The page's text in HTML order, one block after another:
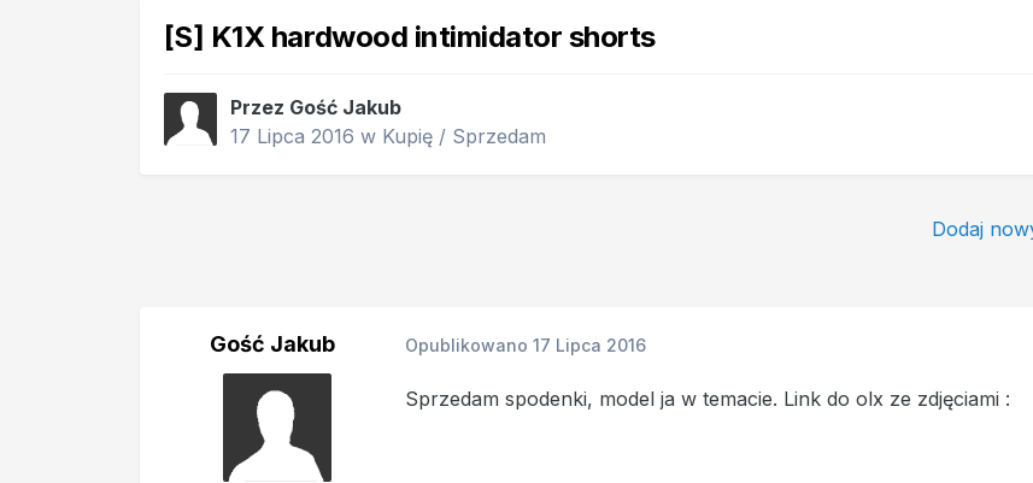
[S] K1X hardwood intimidator shorts
Przez Gość Jakub
17 Lipca 2016 w Kupię / Sprzedam
Dodaj
Gość Jakub Opublikowano 17 Lipca 2016
Sprzedam spodenki, model ja w temacie. Link do olx ze zdjęciami :